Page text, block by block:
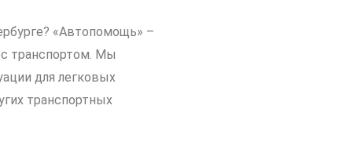
«Автопомощь» –
транспортом. Мы
для легковых
транспортных